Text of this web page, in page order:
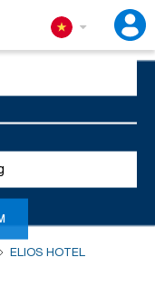
ELIOS HOTEL